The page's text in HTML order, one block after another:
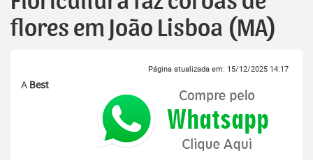
flores em João Lisboa (MA)
Página atualizada em: 15/12/2025 14:17
A Best